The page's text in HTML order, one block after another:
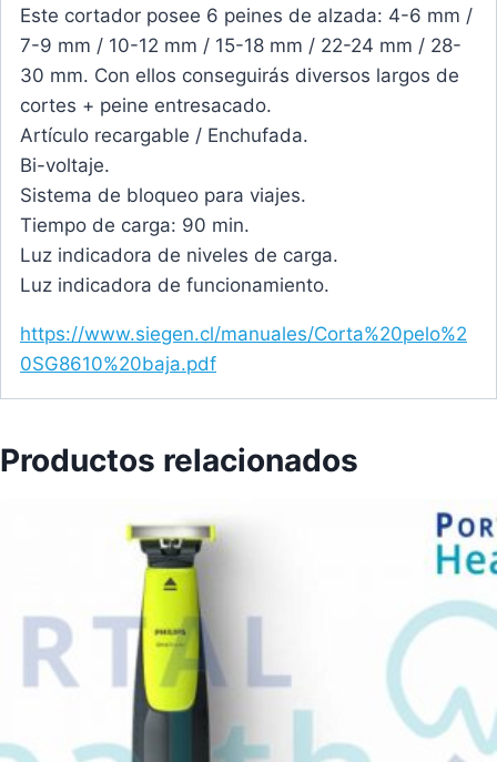
Este cortador posee 6 peines de alzada: 4-6 mm /
7-9 mm / 10-12 mm / 15-18 mm / 22-24 mm / 28-
30 mm. Con ellos conseguirás diversos largos de
cortes + peine entresacado.
Artículo recargable / Enchufada.
Bi-voltaje.
Sistema de bloqueo para viajes.
Tiempo de carga: 90 min.
Luz indicadora de niveles de carga.
Luz indicadora de funcionamiento.
https://www.siegen.cl/manuales/Corta%20pelo%2
0SG8610%20baja.pdf
Productos relacionados